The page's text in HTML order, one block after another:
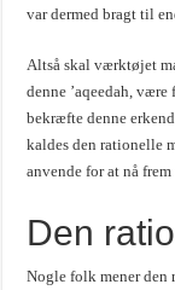
var dermed bragt til
Altså skal værktøjet
denne ’aqeedah,
bekræfte denne
kaldes den rationelle
anvende for at nå
Den
Nogle folk mener den